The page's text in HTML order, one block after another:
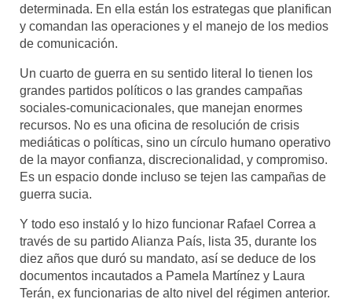
determinada. En ella están los estrategas que planifican
y comandan las operaciones y el manejo de los medios
de comunicación.
Un cuarto de guerra en su sentido literal lo tienen los
grandes partidos políticos o las grandes campañas
sociales-comunicacionales, que manejan enormes
recursos. No es una oficina de resolución de crisis
mediáticas o políticas, sino un círculo humano operativo
de la mayor confianza, discrecionalidad, y compromiso.
Es un espacio donde incluso se tejen las campañas de
guerra sucia.
Y todo eso instaló y lo hizo funcionar Rafael Correa a
través de su partido Alianza País, lista 35, durante los
diez años que duró su mandato, así se deduce de los
documentos incautados a Pamela Martínez y Laura
Terán, ex funcionarias de alto nivel del régimen anterior.